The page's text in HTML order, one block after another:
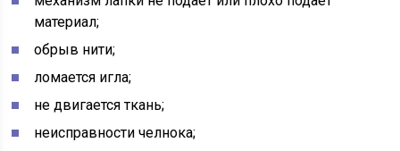
материал;
обрыв нити;
ломается игла;
не двигается ткань;
неисправности челнока;